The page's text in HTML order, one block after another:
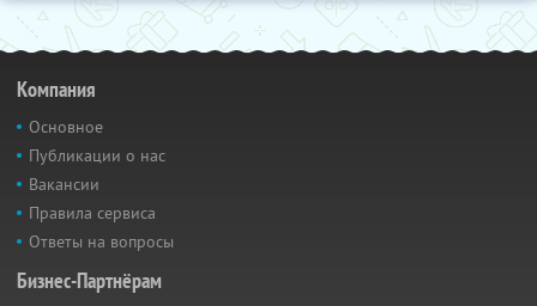
Компания
Основное
Публикации о нас
Вакансии
Правила сервиса
Ответы на вопросы
Бизнес-Партнёрам